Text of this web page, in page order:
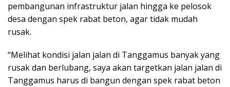
pembangunan infrastruktur jalan hingga ke pelosok
desa dengan spek rabat beton, agar tidak mudah
rusak.
“Melihat kondisi jalan jalan di Tanggamus banyak yang
rusak dan berlubang, saya akan targetkan jalan jalan di
Tanggamus harus di bangun dengan spek rabat beton